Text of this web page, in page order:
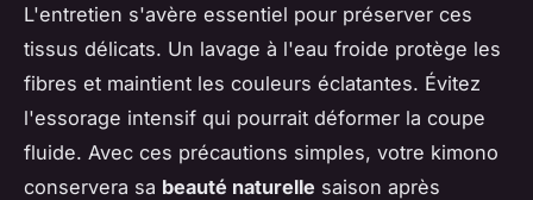
L'entretien s'avère essentiel pour préserver ces
tissus délicats. Un lavage à l'eau froide protège les
fibres et maintient les couleurs éclatantes. Évitez
l'essorage intensif qui pourrait déformer la coupe
fluide. Avec ces précautions simples, votre kimono
conservera sa beauté naturelle saison après